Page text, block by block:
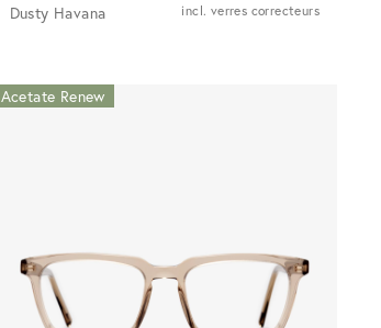
Dusty Havana
incl. verres correcteurs
Acetate Renew